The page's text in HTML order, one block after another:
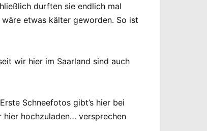
durften sie endlich mal
etwas kälter geworden. So ist
wir hier im Saarland sind auch
Schneefotos gibt’s hier bei
hier hochzuladen… versprechen